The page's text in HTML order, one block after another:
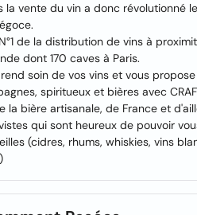
la vente du vin a donc révolutionné
de la distribution de vins à
dont 170 caves à Paris.
soin de vos vins et vous
spiritueux et bières avec
la bière artisanale, de France et
qui sont heureux de pouvoir
(cidres, rhums, whiskies, vins